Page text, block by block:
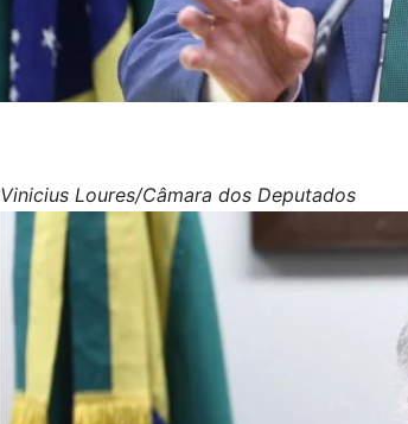
Vinicius Loures/Câmara dos Deputados